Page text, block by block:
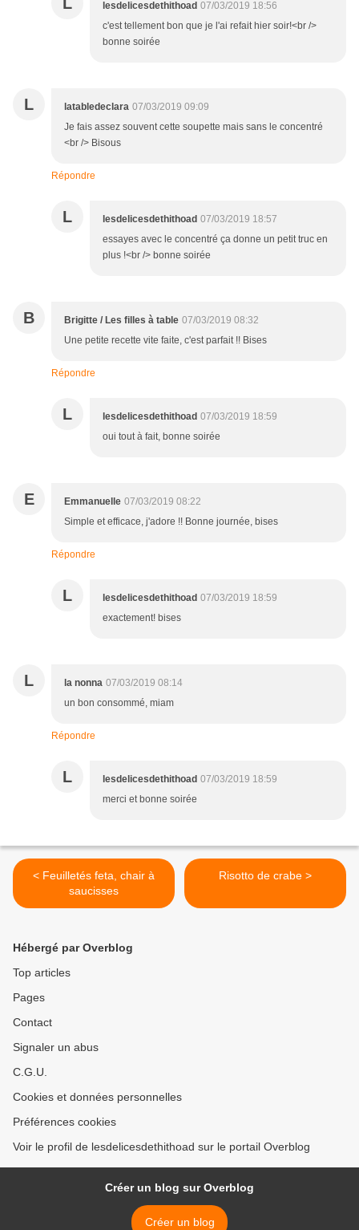
lesdelicesdethithoad 07/03/2019 18:56
c'est tellement bon que je l'ai refait hier soir!<br />
bonne soirée
L latabledeclara 07/03/2019 09:09
Je fais assez souvent cette soupette mais sans le concentré
<br /> Bisous
Répondre
L lesdelicesdethithoad 07/03/2019 18:57
essayes avec le concentré ça donne un petit truc en
plus !<br /> bonne soirée
B Brigitte / Les filles à table 07/03/2019 08:32
Une petite recette vite faite, c'est parfait !! Bises
Répondre
L lesdelicesdethithoad 07/03/2019 18:59
oui tout à fait, bonne soirée
E Emmanuelle 07/03/2019 08:22
Simple et efficace, j'adore !! Bonne journée, bises
Répondre
L lesdelicesdethithoad 07/03/2019 18:59
exactement! bises
L la nonna 07/03/2019 08:14
un bon consommé, miam
Répondre
L lesdelicesdethithoad 07/03/2019 18:59
merci et bonne soirée
< Feuilletés feta, chair à
saucisses
Risotto de crabe >
Hébergé par Overblog
Top articles
Pages
Contact
Signaler un abus
C.G.U.
Cookies et données personnelles
Préférences cookies
Voir le profil de lesdelicesdethithoad sur le portail Overblog
Créer un blog sur Overblog
Créer un blog